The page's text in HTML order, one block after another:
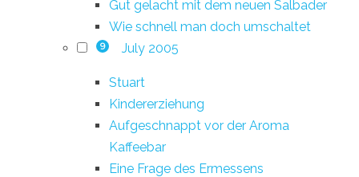
Gut gelacht mit dem neuen Salbader
Wie schnell man doch umschaltet
9 July 2005
Stuart
Kindererziehung
Aufgeschnappt vor der Aroma
Kaffeebar
Eine Frage des Ermessens